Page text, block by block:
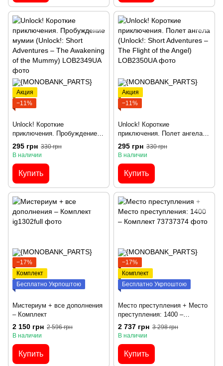
Акция
−11%
Unlock! Короткие
приключения. Пробуждение
мумии (Unlock!: Short
Adventures – The Awakening of
295 грн 330 грн
В наличии
Купить
Акция
−11%
Unlock! Короткие
приключения. Полет ангела
(Unlock!: Short Adventures –
The Flight of the Angel)
295 грн 330 грн
В наличии
Купить
−17%
Комплект
Бесплатно Укрпоштою
Мистериум + все дополнения
– Комплект
2 150 грн 2 596 грн
В наличии
Купить
−17%
Комплект
Бесплатно Укрпоштою
Место преступления + Место
преступления: 1400 –
Комплект
2 737 грн 3 298 грн
В наличии
Купить